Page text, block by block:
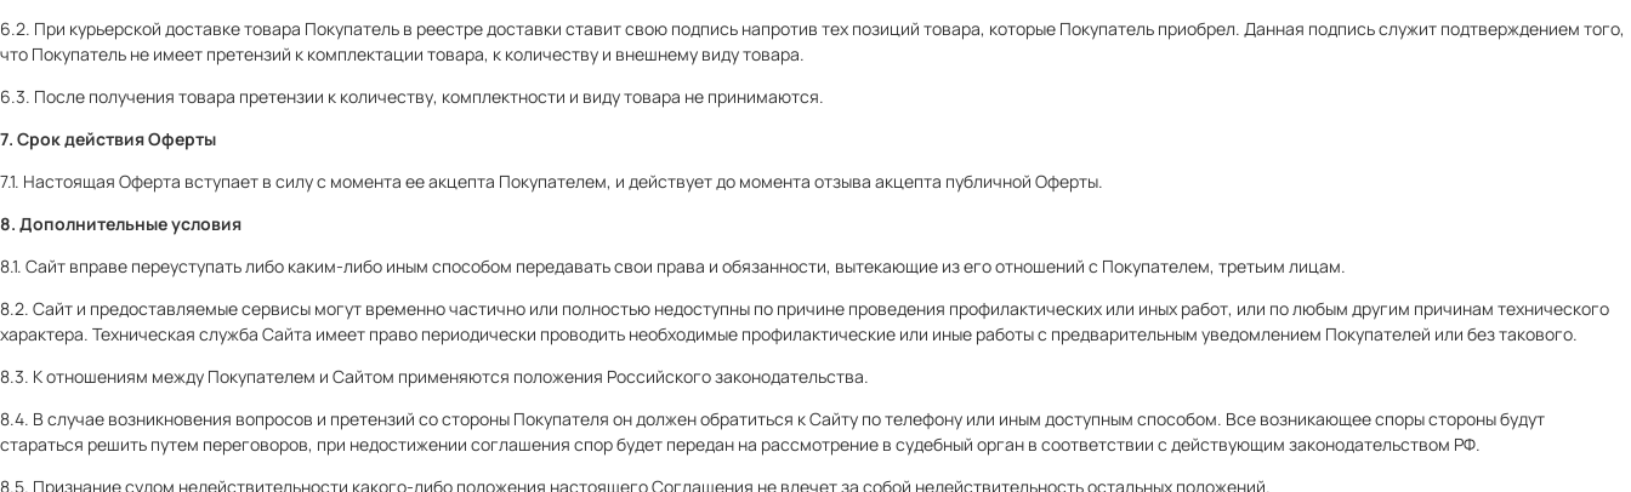
6.2. При курьерской доставке товара Покупатель в реестре доставки ставит свою подпись напротив тех позиций товара, которые Покупатель приобрел. Данная подпись служит подтверждением того,
что Покупатель не имеет претензий к комплектации товара, к количеству и внешнему виду товара.
6.3. После получения товара претензии к количеству, комплектности и виду товара не принимаются.
7. Срок действия Оферты
7.1. Настоящая Оферта вступает в силу с момента ее акцепта Покупателем, и действует до момента отзыва акцепта публичной Оферты.
8. Дополнительные условия
8.1. Сайт вправе переуступать либо каким-либо иным способом передавать свои права и обязанности, вытекающие из его отношений с Покупателем, третьим лицам.
8.2. Сайт и предоставляемые сервисы могут временно частично или полностью недоступны по причине проведения профилактических или иных работ, или по любым другим причинам технического
характера. Техническая служба Сайта имеет право периодически проводить необходимые профилактические или иные работы с предварительным уведомлением Покупателей или без такового.
8.3. К отношениям между Покупателем и Сайтом применяются положения Российского законодательства.
8.4. В случае возникновения вопросов и претензий со стороны Покупателя он должен обратиться к Сайту по телефону или иным доступным способом. Все возникающее споры стороны будут
стараться решить путем переговоров, при недостижении соглашения спор будет передан на рассмотрение в судебный орган в соответствии с действующим законодательством РФ.
8.5. Признание судом недействительности какого-либо положения настоящего Соглашения не влечет за собой недействительность остальных положений.